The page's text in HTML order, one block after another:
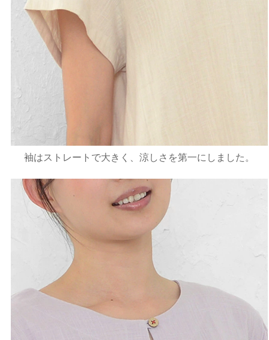
袖はストレートで大きく、涼しさを第一にしました。